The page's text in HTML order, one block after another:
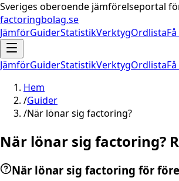
Sveriges oberoende jämförelseportal
factoringbolag.se
JämförGuiderStatistikVerktygOrdlista
JämförGuiderStatistikVerktygOrdlista
Hem
/Guider
/När lönar sig factoring?
När lönar sig factoring?
När lönar sig factoring för